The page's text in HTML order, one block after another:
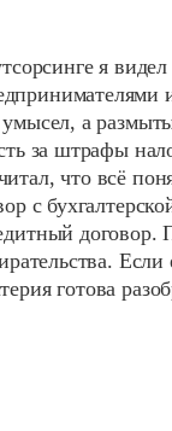
я
а
за штрафы
что всё
с
договор.
готова